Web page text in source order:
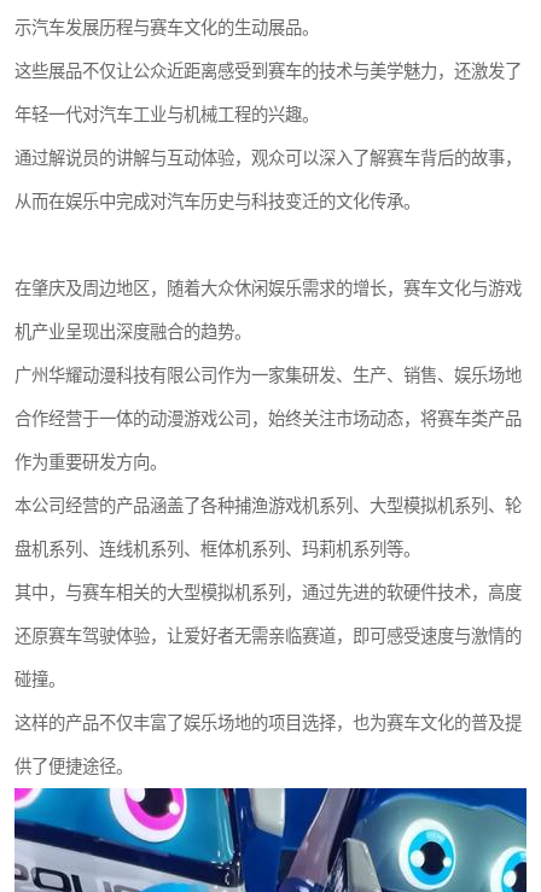
示汽车发展历程与赛车文化的生动展品。
这些展品不仅让公众近距离感受到赛车的技术与美学魅力，还激发了
年轻一代对汽车工业与机械工程的兴趣。
通过解说员的讲解与互动体验，观众可以深入了解赛车背后的故事，
从而在娱乐中完成对汽车历史与科技变迁的文化传承。
在肇庆及周边地区，随着大众休闲娱乐需求的增长，赛车文化与游戏
机产业呈现出深度融合的趋势。
广州华耀动漫科技有限公司作为一家集研发、生产、销售、娱乐场地
合作经营于一体的动漫游戏公司，始终关注市场动态，将赛车类产品
作为重要研发方向。
本公司经营的产品涵盖了各种捕渔游戏机系列、大型模拟机系列、轮
盘机系列、连线机系列、框体机系列、玛莉机系列等。
其中，与赛车相关的大型模拟机系列，通过先进的软硬件技术，高度
还原赛车驾驶体验，让爱好者无需亲临赛道，即可感受速度与激情的
碰撞。
这样的产品不仅丰富了娱乐场地的项目选择，也为赛车文化的普及提
供了便捷途径。